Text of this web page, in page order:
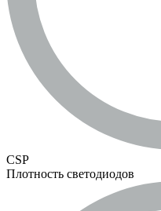
CSP
Плотность светодиодов